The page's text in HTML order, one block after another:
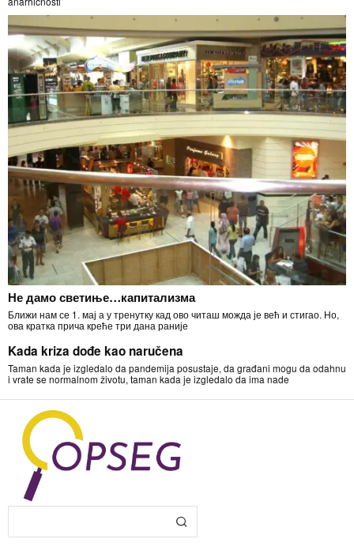
Не дамо светиње…капитализма
Ближи нам се 1. мај а у тренутку кад ово читаш можда је већ и стигао. Но,
ова кратка прича креће три дана раније
Kada kriza dođe kao naručena
Taman kada je izgledalo da pandemija posustaje, da građani mogu da odahnu
i vrate se normalnom životu, taman kada je izgledalo da ima nade